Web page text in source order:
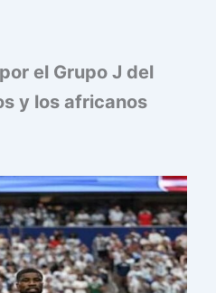
el Grupo J del
y los africanos